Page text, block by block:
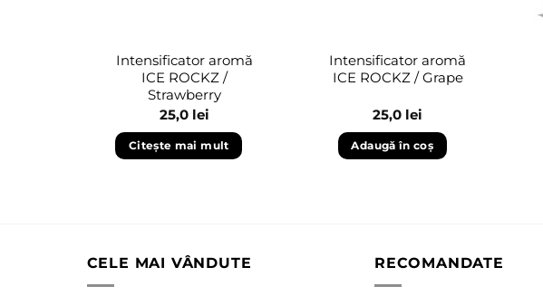
Intensificator aromă
ICE ROCKZ /
Strawberry
25,0 lei
Citește mai mult
Intensificator aromă
ICE ROCKZ / Grape
25,0 lei
Adaugă în coș
CELE MAI VÂNDUTE RECOMANDATE